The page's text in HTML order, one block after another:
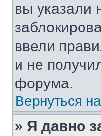
вы указали
ввели
и не
форума.
Вернуться
» Я давно